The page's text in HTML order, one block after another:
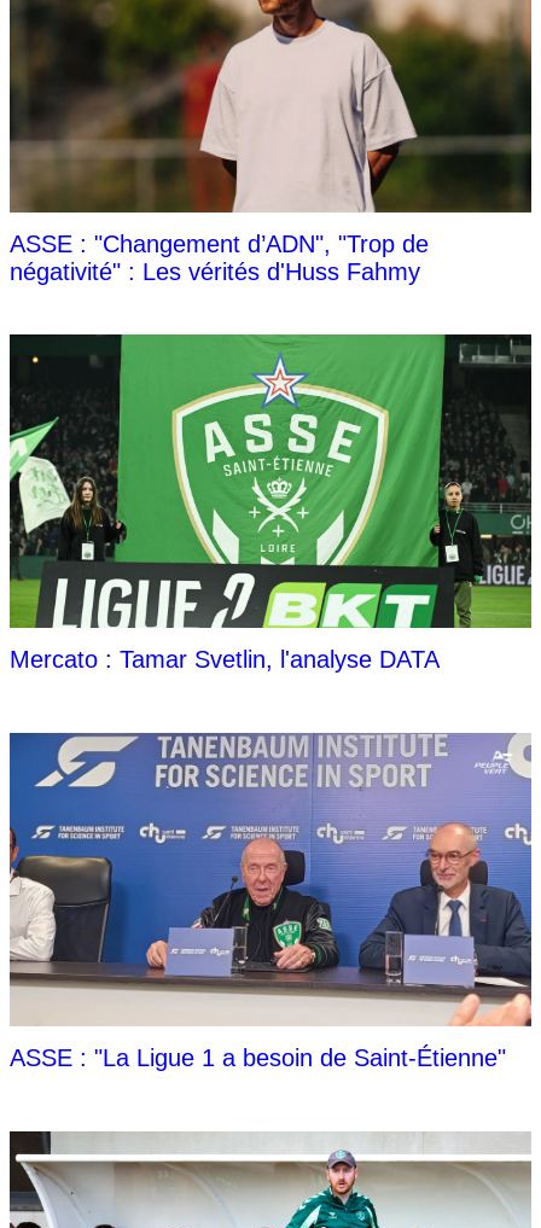
ASSE : "Changement d’ADN", "Trop de
négativité" : Les vérités d'Huss Fahmy
Mercato : Tamar Svetlin, l'analyse DATA
ASSE : "La Ligue 1 a besoin de Saint-Étienne"